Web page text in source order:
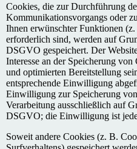
Cookies, die zur Durchführung
Kommunikationsvorgangs oder
Ihnen erwünschter Funktionen
erforderlich sind, werden auf
DSGVO gespeichert. Der
Interesse an der Speicherung
und optimierten Bereitstellung
entsprechende Einwilligung
Einwilligung zur Speicherung
Verarbeitung ausschließlich auf
DSGVO; die Einwilligung ist
Soweit andere Cookies (z. B.